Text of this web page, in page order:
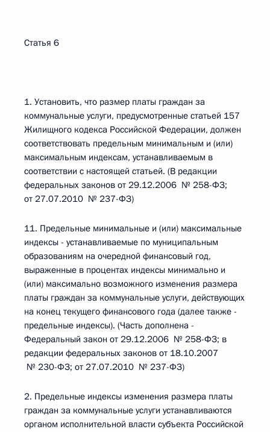
Статья 6
1. Установить, что размер платы граждан за
коммунальные услуги, предусмотренные статьей 157
Жилищного кодекса Российской Федерации, должен
соответствовать предельным минимальным и (или)
максимальным индексам, устанавливаемым в
соответствии с настоящей статьей. (В редакции
федеральных законов от 29.12.2006 № 258-ФЗ;
от 27.07.2010 № 237-ФЗ)
11. Предельные минимальные и (или) максимальные
индексы - устанавливаемые по муниципальным
образованиям на очередной финансовый год,
выраженные в процентах индексы минимально и
(или) максимально возможного изменения размера
платы граждан за коммунальные услуги, действующих
на конец текущего финансового года (далее также -
предельные индексы). (Часть дополнена -
Федеральный закон от 29.12.2006 № 258-ФЗ; в
редакции федеральных законов от 18.10.2007
№ 230-ФЗ; от 27.07.2010 № 237-ФЗ)
2. Предельные индексы изменения размера платы
граждан за коммунальные услуги устанавливаются
органом исполнительной власти субъекта Российской